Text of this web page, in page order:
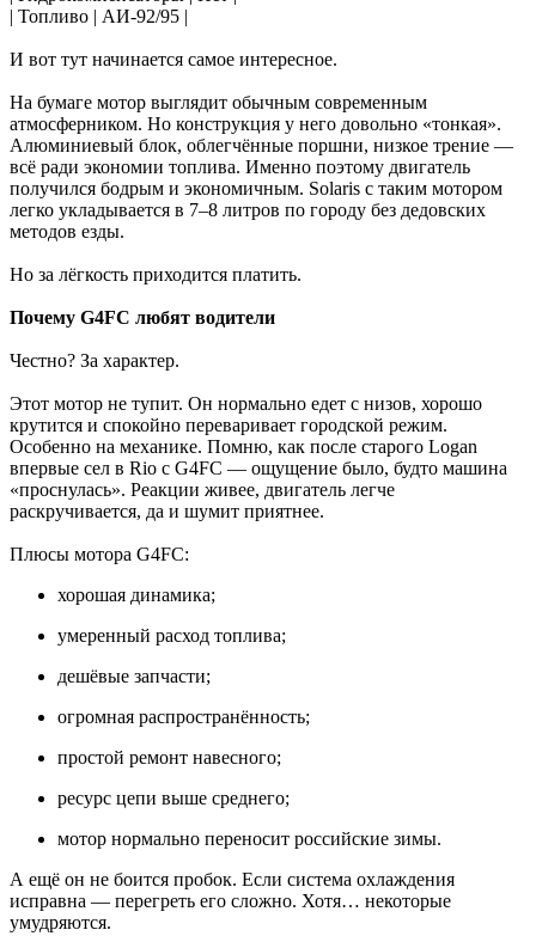
| Топливо | АИ-92/95 |
И вот тут начинается самое интересное.
На бумаге мотор выглядит обычным современным
атмосферником. Но конструкция у него довольно «тонкая».
Алюминиевый блок, облегчённые поршни, низкое трение —
всё ради экономии топлива. Именно поэтому двигатель
получился бодрым и экономичным. Solaris с таким мотором
легко укладывается в 7–8 литров по городу без дедовских
методов езды.
Но за лёгкость приходится платить.
Почему G4FC любят водители
Честно? За характер.
Этот мотор не тупит. Он нормально едет с низов, хорошо
крутится и спокойно переваривает городской режим.
Особенно на механике. Помню, как после старого Logan
впервые сел в Rio с G4FC — ощущение было, будто машина
«проснулась». Реакции живее, двигатель легче
раскручивается, да и шумит приятнее.
Плюсы мотора G4FC:
хорошая динамика;
умеренный расход топлива;
дешёвые запчасти;
огромная распространённость;
простой ремонт навесного;
ресурс цепи выше среднего;
мотор нормально переносит российские зимы.
А ещё он не боится пробок. Если система охлаждения
исправна — перегреть его сложно. Хотя… некоторые
умудряются.